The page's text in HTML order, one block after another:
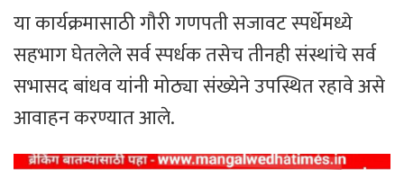
या कार्यक्रमासाठी गौरी गणपती सजावट स्पर्धेमध्ये
सहभाग घेतलेले सर्व स्पर्धक तसेच तीनही संस्थांचे सर्व
सभासद बांधव यांनी मोठ्या संख्येने उपस्थित रहावे असे
आवाहन करण्यात आले.